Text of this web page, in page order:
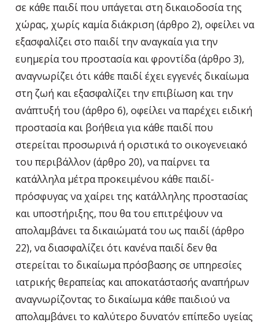
σε κάθε παιδί που υπάγεται στη δικαιοδοσία της
χώρας, χωρίς καμία διάκριση (άρθρο 2), οφείλει να
εξασφαλίζει στο παιδί την αναγκαία για την
ευημερία του προστασία και φροντίδα (άρθρο 3),
αναγνωρίζει ότι κάθε παιδί έχει εγγενές δικαίωμα
στη ζωή και εξασφαλίζει την επιβίωση και την
ανάπτυξή του (άρθρο 6), οφείλει να παρέχει ειδική
προστασία και βοήθεια για κάθε παιδί που
στερείται προσωρινά ή οριστικά το οικογενειακό
του περιβάλλον (άρθρο 20), να παίρνει τα
κατάλληλα μέτρα προκειμένου κάθε παιδί-
πρόσφυγας να χαίρει της κατάλληλης προστασίας
και υποστήριξης, που θα του επιτρέψουν να
απολαμβάνει τα δικαιώματά του ως παιδί (άρθρο
22), να διασφαλίζει ότι κανένα παιδί δεν θα
στερείται το δικαίωμα πρόσβασης σε υπηρεσίες
ιατρικής θεραπείας και αποκατάστασής αναπήρων
αναγνωρίζοντας το δικαίωμα κάθε παιδιού να
απολαμβάνει το καλύτερο δυνατόν επίπεδο υγείας